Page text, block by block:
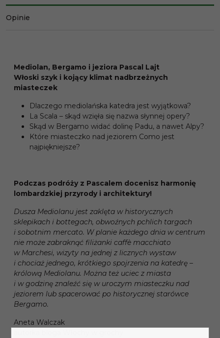
Opinie
Mediolan, Bergamo i jeziora Pascal Lajt
Włoski szyk i kojący klimat nadbrzeżnych
miasteczek
Dlaczego mediolańska katedra jest wyjątkowa?
La Scala – skąd wzięła się nazwa słynnej opery?
Skąd w Bergamo widać dolinę Padu, a nawet Alpy?
Które miasteczko nad jeziorem Como jest
najpiękniejsze?
Podczas podróży z Pascalem docenisz harmonię
lombardzkiej przyrody i architektury!
Dusza Mediolanu jest zaklęta w historycznych
sklepikach i bottegach, obwoźnych pchlich targach
i sobotnim mercato. W planie każdego dnia w centrum
nie może zabraknąć filiżanki caffè macchiato
w Marchesi, wizyty na jednej z licznych wystaw
i chociaż jednego, krótkiego spojrzenia na katedrę –
królową Mediolanu. Można też uciec z miasta
i w godzinę znaleźć się w uroczym miasteczku nad
jeziorem lub spacerować po historycznej starówce
Bergamo.
Aneta Walczak